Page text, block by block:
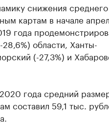
снижения среднего
картам в начале
года
области, Ханты-
(-27,3%) и
года средний
составил 59,1 тыс.